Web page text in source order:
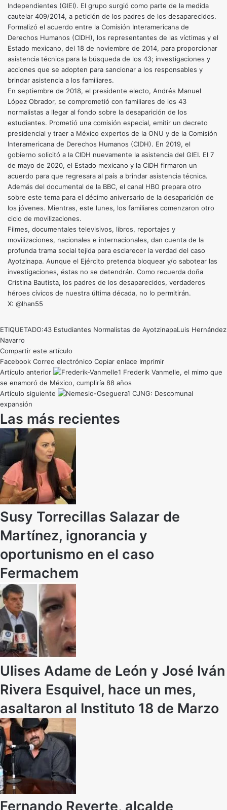
Independientes (GIEI). El grupo surgió como parte de la medida
cautelar 409/2014, a petición de los padres de los desaparecidos.
Formalizó el acuerdo entre la Comisión Interamericana de
Derechos Humanos (CIDH), los representantes de las víctimas y el
Estado mexicano, del 18 de noviembre de 2014, para proporcionar
asistencia técnica para la búsqueda de los 43; investigaciones y
acciones que se adopten para sancionar a los responsables y
brindar asistencia a los familiares.
En septiembre de 2018, el presidente electo, Andrés Manuel
López Obrador, se comprometió con familiares de los 43
normalistas a llegar al fondo sobre la desaparición de los
estudiantes. Prometió una comisión especial, emitir un decreto
presidencial y traer a México expertos de la ONU y de la Comisión
Interamericana de Derechos Humanos (CIDH). En 2019, el
gobierno solicitó a la CIDH nuevamente la asistencia del GIEI. El 7
de mayo de 2020, el Estado mexicano y la CIDH firmaron un
acuerdo para que regresara al país a brindar asistencia técnica.
Además del documental de la BBC, el canal HBO prepara otro
sobre este tema para el décimo aniversario de la desaparición de
los jóvenes. Mientras, este lunes, los familiares comenzaron otro
ciclo de movilizaciones.
Filmes, documentales televisivos, libros, reportajes y
movilizaciones, nacionales e internacionales, dan cuenta de la
profunda trama social tejida para esclarecer la verdad del caso
Ayotzinapa. Aunque el Ejército pretenda bloquear y/o sabotear las
investigaciones, éstas no se detendrán. Como recuerda doña
Cristina Bautista, los padres de los desaparecidos, verdaderos
héroes cívicos de nuestra última década, no lo permitirán.
X: @lhan55
ETIQUETADO:43 Estudiantes Normalistas de AyotzinapaLuis Hernández
Navarro
Compartir este artículo
Facebook Correo electrónico Copiar enlace Imprimir
Artículo anterior
Frederik Vanmelle, el mimo que
se enamoró de México, cumpliría 88 años
Artículo siguiente
CJNG: Descomunal
expansión
Las más recientes
Susy Torrecillas Salazar de
Martínez, ignorancia y
oportunismo en el caso
Fermachem
Ulises Adame de León y José Iván
Rivera Esquivel, hace un mes,
asaltaron al Instituto 18 de Marzo
Fernando Reverte, alcalde